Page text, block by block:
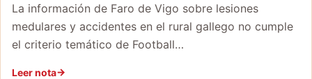
La información de Faro de Vigo sobre lesiones
medulares y accidentes en el rural gallego no cumple
el criterio temático de Football…
Leer nota